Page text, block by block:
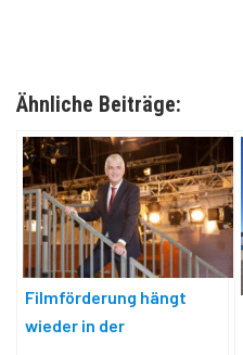
Ähnliche Beiträge:
Filmförderung hängt
wieder in der